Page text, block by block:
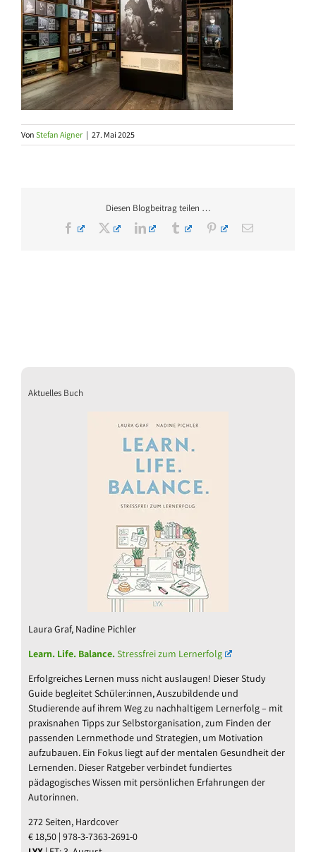
Von Stefan Aigner | 27. Mai 2025
Diesen Blogbeitrag teilen …
Facebook
X LinkedInTumblr PinterestE-
Aktuelles Buch
Laura Graf, Nadine Pichler
Learn. Life. Balance.Stressfrei zum Lernerfolg
Erfolgreiches Lernen muss nicht auslaugen! Dieser Study
Guide begleitet Schüler:innen, Auszubildende und
Studierende auf ihrem Weg zu nachhaltigem Lernerfolg – mit
praxisnahen Tipps zur Selbstorganisation, zum Finden der
passenden Lernmethode und Strategien, um Motivation
aufzubauen. Ein Fokus liegt auf der mentalen Gesundheit der
Lernenden. Dieser Ratgeber verbindet fundiertes
pädagogisches Wissen mit persönlichen Erfahrungen der
Autorinnen.
272 Seiten, Hardcover
€ 18,50 | 978-3-7363-2691-0